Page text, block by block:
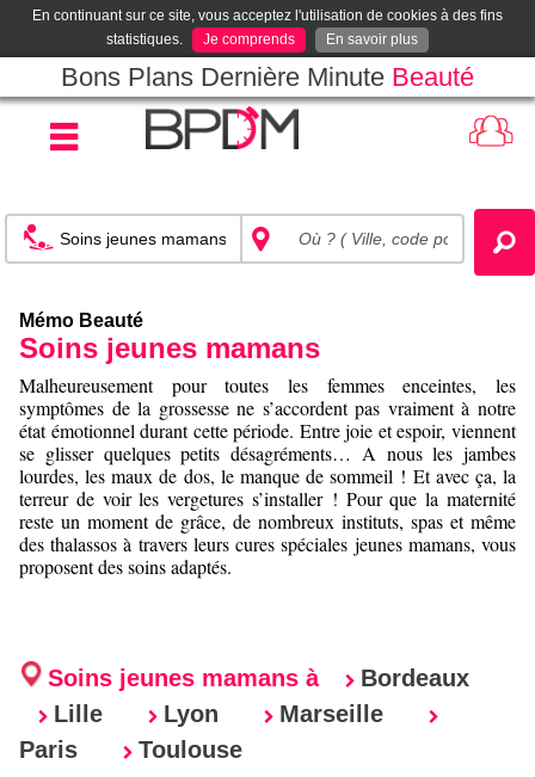
En continuant sur ce site, vous acceptez l'utilisation de cookies à des fins
statistiques.
Je comprends En savoir plus
Bons Plans Dernière Minute Beauté
Mémo Beauté
Soins jeunes mamans
Malheureusement pour toutes les femmes enceintes, les
symptômes de la grossesse ne s’accordent pas vraiment à notre
état émotionnel durant cette période. Entre joie et espoir, viennent
se glisser quelques petits désagréments… A nous les jambes
lourdes, les maux de dos, le manque de sommeil ! Et avec ça, la
terreur de voir les vergetures s’installer ! Pour que la maternité
reste un moment de grâce, de nombreux instituts, spas et même
des thalassos à travers leurs cures spéciales jeunes mamans, vous
proposent des soins adaptés.
Soins jeunes mamans à
Bordeaux
Lille
Lyon
Marseille
Paris
Toulouse